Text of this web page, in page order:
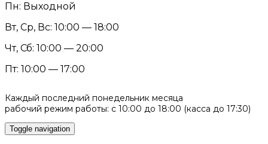
Пн: Выходной
Вт, Ср, Вс: 10:00 — 18:00
Чт, Сб: 10:00 — 20:00
Пт: 10:00 — 17:00
Каждый последний понедельник месяца
рабочий режим работы: с 10:00 до 18:00 (касса до 17:30)
Toggle navigation